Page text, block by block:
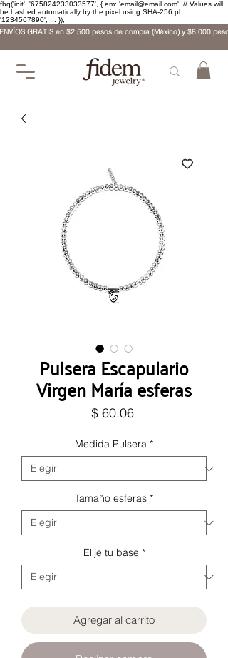
fbq('init', '675824233033577', { em: 'email@email.com', // Values will
be hashed automatically by the pixel using SHA-256 ph:
'1234567890', ... });
ENVÍOS GRATIS en $2,500 pesos de compra (México) y $8,000
Pulsera Escapulario
Virgen María esferas
$ 60.06Precio
Medida Pulsera *
Tamaño esferas *
Elije tu base *
Agregar al carrito